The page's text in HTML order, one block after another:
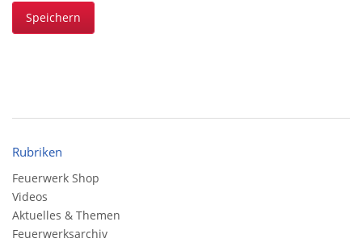
Speichern
Rubriken
Feuerwerk Shop
Videos
Aktuelles & Themen
Feuerwerksarchiv